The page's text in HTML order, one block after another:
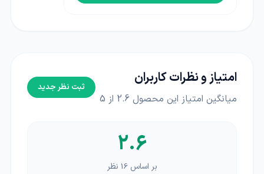
امتیاز و نظرات کاربران
میانگین امتیاز این محصول 2.6 از 5
ثبت نظر جدید
2.6
بر اساس16 نظر